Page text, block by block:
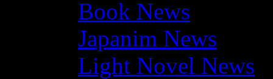
Book News
Japanim News
Light Novel News